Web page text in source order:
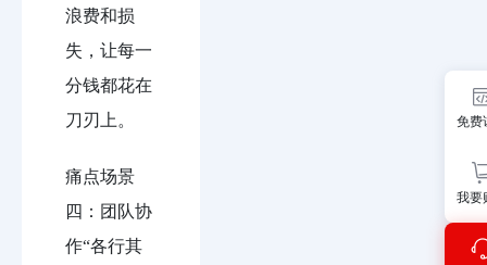
浪费和损
失，让每一
分钱都花在
刀刃上。
痛点场景
四：团队协
作“各行其
免费
我要